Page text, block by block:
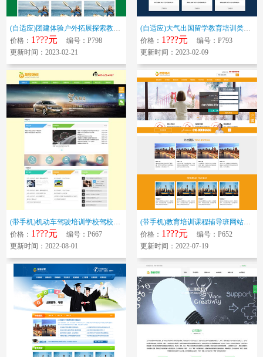
(自适应)团建体验户外拓展探索教育企业网站模板 html5主体策划军事训...
价格： 1???元 编号：P798
更新时间：2023-02-21
(自适应)大气出国留学教育培训类网站模板 人力资源管理培训源码下载
价格： 1???元 编号：P793
更新时间：2023-02-09
(带手机)机动车驾驶培训学校驾校类网站模板 驾校学车培训机构网站源码下载
价格： 1???元 编号：P667
更新时间：2022-08-01
(带手机)教育培训课程辅导班网站模板 教育培训机构网站源码下载
价格： 1???元 编号：P652
更新时间：2022-07-19